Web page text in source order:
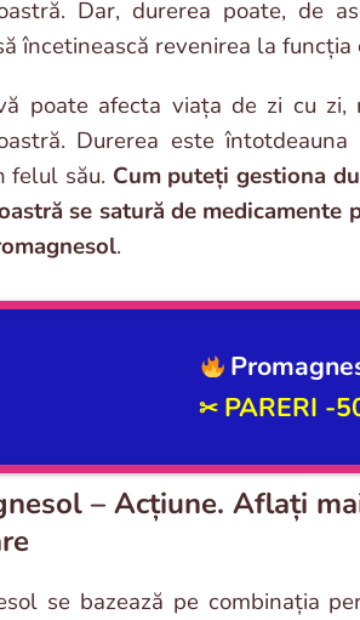
Dar, durerea poate, de
încetinească revenirea la funcția
poate afecta viața de zi cu
Durerea este
felul său. Cum puteți gestiona
se satură de
.
✂ PARERI -
– Acțiune. Aflați
se bazează pe combinația